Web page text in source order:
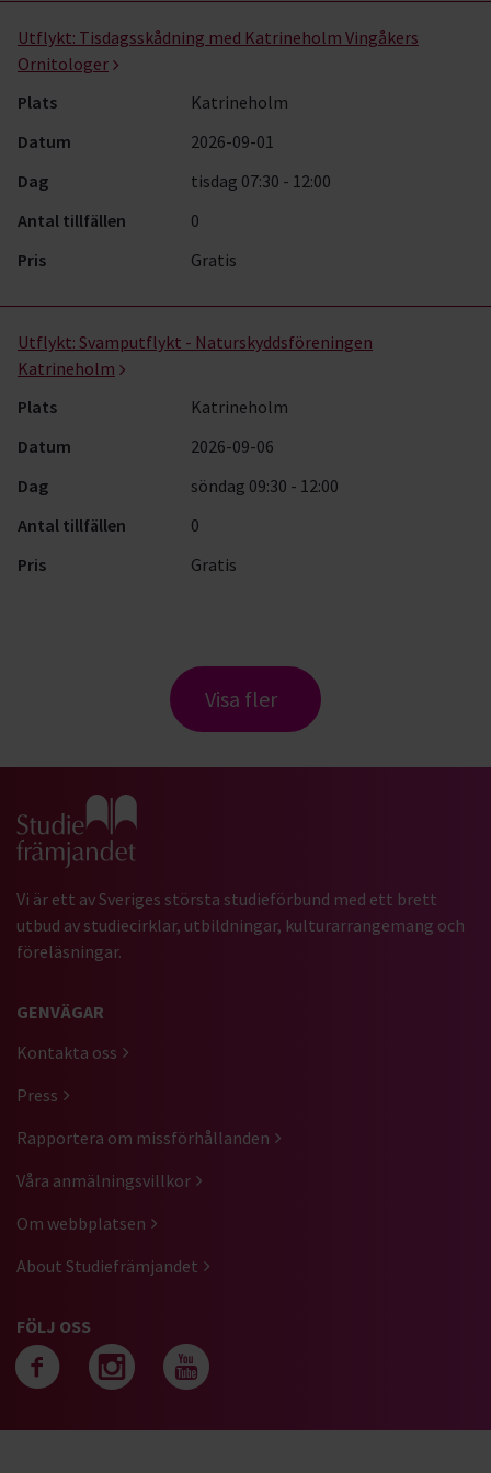
Utflykt: Tisdagsskådning med Katrineholm Vingåkers
Ornitologer
Plats
Katrineholm
Datum
2026-09-01
Dag
tisdag 07:30 - 12:00
Antal tillfällen
0
Pris
Gratis
Utflykt: Svamputflykt - Naturskyddsföreningen
Katrineholm
Plats
Katrineholm
Datum
2026-09-06
Dag
söndag 09:30 - 12:00
Antal tillfällen
0
Pris
Gratis
Visa fler
Gå till studiefrämjandets startsida
Vi är ett av Sveriges största studieförbund med ett brett
utbud av studiecirklar, utbildningar, kulturarrangemang och
föreläsningar.
GENVÄGAR
Kontakta oss
Press
Rapportera om missförhållanden
Våra anmälningsvillkor
Om webbplatsen
About Studiefrämjandet
FÖLJ OSS
Följ oss på facebook
Följ oss på
Följ oss på